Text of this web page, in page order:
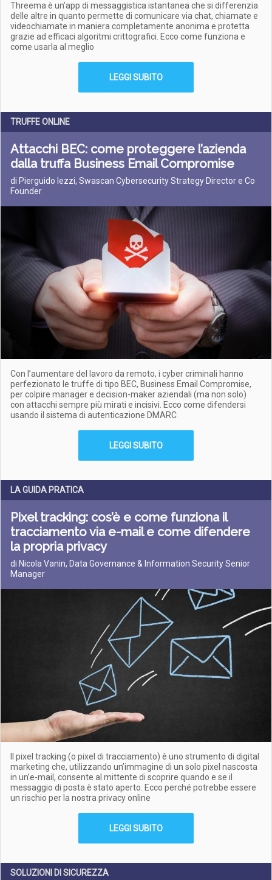
Threema è un’app di messaggistica istantanea che si differenzia
delle altre in quanto permette di comunicare via chat, chiamate e
videochiamate in maniera completamente anonima e protetta
grazie ad efficaci algoritmi crittografici. Ecco come funziona e
come usarla al meglio
LEGGI SUBITO
TRUFFE ONLINE
Attacchi BEC: come proteggere l’azienda
dalla truffa Business Email Compromise
di Pierguido Iezzi, Swascan Cybersecurity Strategy Director e Co
Founder
Con l’aumentare del lavoro da remoto, i cyber criminali hanno
perfezionato le truffe di tipo BEC, Business Email Compromise,
per colpire manager e decision-maker aziendali (ma non solo)
con attacchi sempre più mirati e incisivi. Ecco come difendersi
usando il sistema di autenticazione DMARC
LEGGI SUBITO
LA GUIDA PRATICA
Pixel tracking: cos’è e come funziona il
tracciamento via e-mail e come difendere
la propria privacy
di Nicola Vanin, Data Governance & Information Security Senior
Manager
Il pixel tracking (o pixel di tracciamento) è uno strumento di digital
marketing che, utilizzando un’immagine di un solo pixel nascosta
in un’e-mail, consente al mittente di scoprire quando e se il
messaggio di posta è stato aperto. Ecco perché potrebbe essere
un rischio per la nostra privacy online
LEGGI SUBITO
SOLUZIONI DI SICUREZZA